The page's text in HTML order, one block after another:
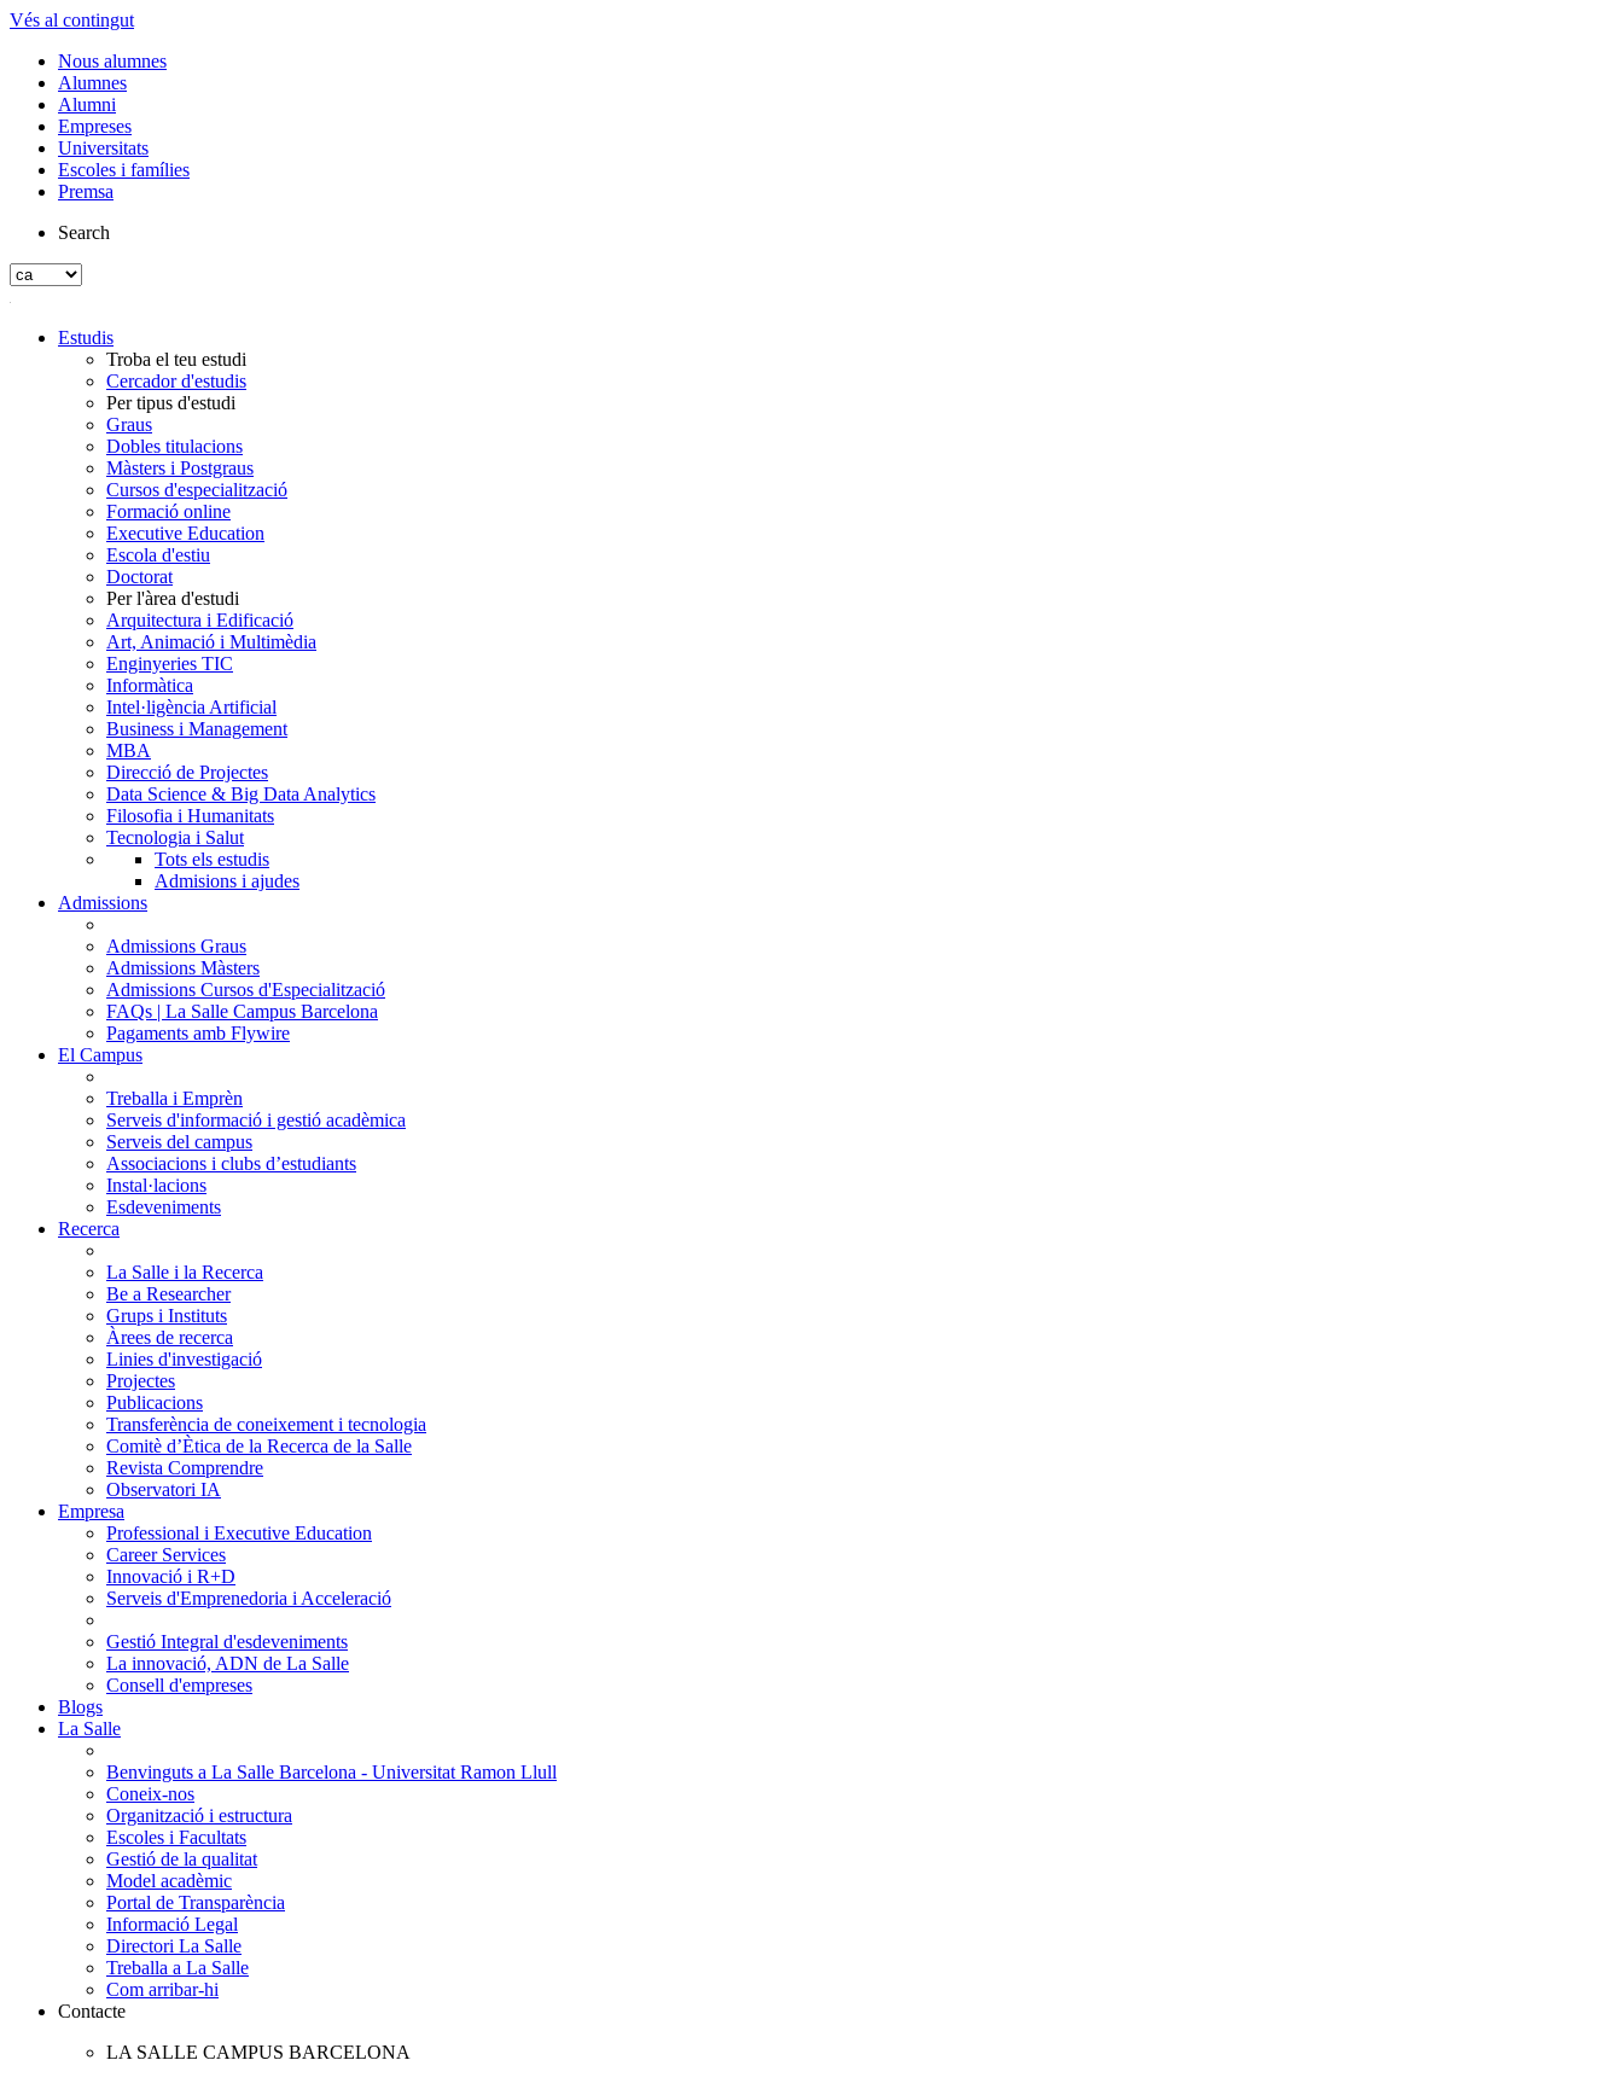
Vés al contingut
Nous alumnes
Alumnes
Alumni
Empreses
Universitats
Escoles i famílies
Premsa
Search
Estudis
Troba el teu estudi
Cercador d'estudis
Per tipus d'estudi
Graus
Dobles titulacions
Màsters i Postgraus
Cursos d'especialització
Formació online
Executive Education
Escola d'estiu
Doctorat
Per l'àrea d'estudi
Arquitectura i Edificació
Art, Animació i Multimèdia
Enginyeries TIC
Informàtica
Intel·ligència Artificial
Business i Management
MBA
Direcció de Projectes
Data Science & Big Data Analytics
Filosofia i Humanitats
Tecnologia i Salut
Tots els estudis
Admisions i ajudes
Admissions
Admissions Graus
Admissions Màsters
Admissions Cursos d'Especialització
FAQs | La Salle Campus Barcelona
Pagaments amb Flywire
El Campus
Treballa i Emprèn
Serveis d'informació i gestió acadèmica
Serveis del campus
Associacions i clubs d’estudiants
Instal·lacions
Esdeveniments
Recerca
La Salle i la Recerca
Be a Researcher
Grups i Instituts
Àrees de recerca
Linies d'investigació
Projectes
Publicacions
Transferència de coneixement i tecnologia
Comitè d’Ètica de la Recerca de la Salle
Revista Comprendre
Observatori IA
Empresa
Professional i Executive Education
Career Services
Innovació i R+D
Serveis d'Emprenedoria i Acceleració
Gestió Integral d'esdeveniments
La innovació, ADN de La Salle
Consell d'empreses
Blogs
La Salle
Benvinguts a La Salle Barcelona - Universitat Ramon Llull
Coneix-nos
Organització i estructura
Escoles i Facultats
Gestió de la qualitat
Model acadèmic
Portal de Transparència
Informació Legal
Directori La Salle
Treballa a La Salle
Com arribar-hi
Contacte
LA SALLE CAMPUS BARCELONA